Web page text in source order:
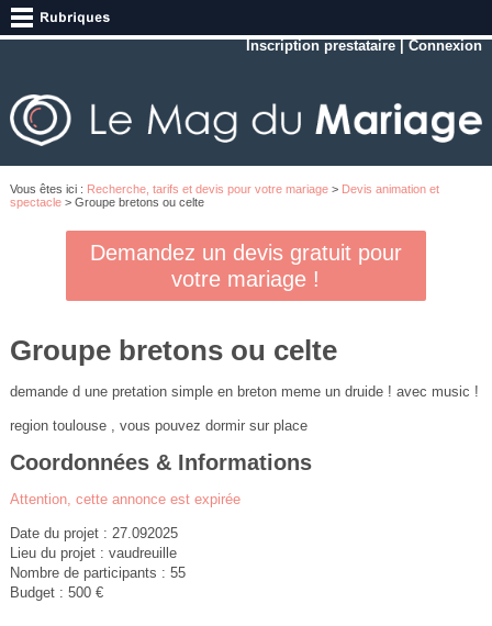
Inscription prestataire |Connexion
Vous êtes ici : Recherche, tarifs et devis pour votre mariage> Devis animation et
spectacle> Groupe bretons ou celte
Demandez un devis gratuit pour
votre mariage !
Groupe bretons ou celte
demande d une pretation simple en breton meme un druide ! avec music !
region toulouse , vous pouvez dormir sur place
Coordonnées & Informations
Attention, cette annonce est expirée
Date du projet : 27.092025
Lieu du projet : vaudreuille
Nombre de participants : 55
Budget : 500 €